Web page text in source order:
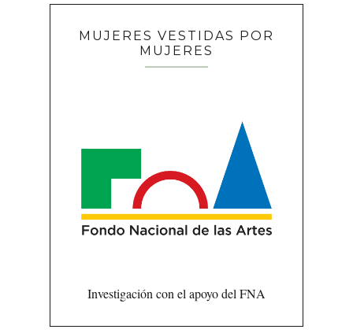
MUJERES VESTIDAS POR
MUJERES
Investigación con el apoyo del FNA